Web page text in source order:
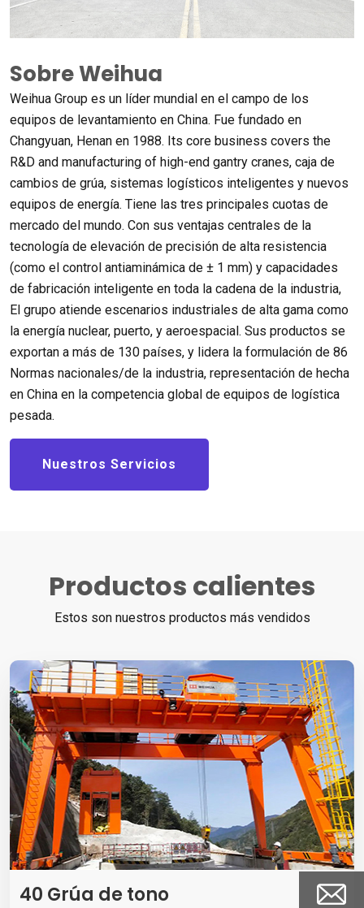
Sobre Weihua
Weihua Group es un líder mundial en el campo de los
equipos de levantamiento en China. Fue fundado en
Changyuan, Henan en 1988. Its core business covers the
R&D and manufacturing of high-end gantry cranes, caja de
cambios de grúa, sistemas logísticos inteligentes y nuevos
equipos de energía. Tiene las tres principales cuotas de
mercado del mundo. Con sus ventajas centrales de la
tecnología de elevación de precisión de alta resistencia
(como el control antiaminámica de ± 1 mm) y capacidades
de fabricación inteligente en toda la cadena de la industria,
El grupo atiende escenarios industriales de alta gama como
la energía nuclear, puerto, y aeroespacial. Sus productos se
exportan a más de 130 países, y lidera la formulación de 86
Normas nacionales/de la industria, representación de hecha
en China en la competencia global de equipos de logística
pesada.
Nuestros Servicios
Productos calientes
Estos son nuestros productos más vendidos
40 Grúa de tono